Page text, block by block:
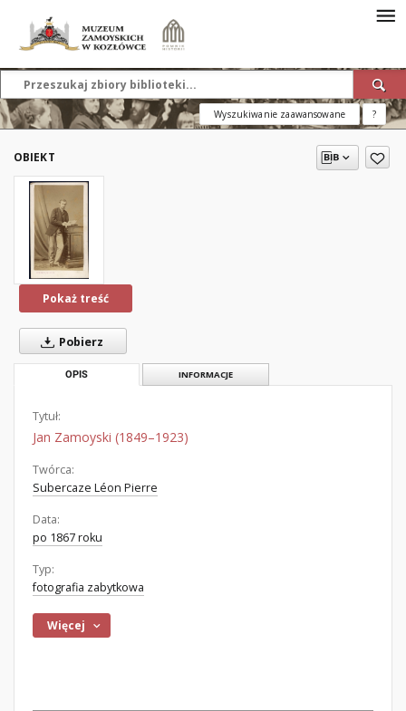
Wyszukiwanie zaawansowane ?
OBIEKT
Pokaż treść
Pobierz
OPIS INFORMACJE
Tytuł:
Jan Zamoyski (1849–1923)
Twórca:
Subercaze Léon Pierre
Data:
po 1867 roku
Typ:
fotografia zabytkowa
Więcej